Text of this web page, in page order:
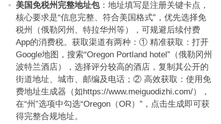
美国免税州完整地址包：地址填写是注册关键卡点，
核心要求是“信息完整、符合美国格式”，优先选择免
税州（俄勒冈州、特拉华州等），可规避后续付费
App的消费税。获取渠道有两种：① 精准获取：打开
Google地图，搜索“Oregon Portland hotel”（俄勒冈州
波特兰酒店），选择评分较高的酒店，复制其公开的
街道地址、城市、邮编及电话；② 高效获取：使用免
费地址生成器（如https://www.meiguodizhi.com/），
在“州”选项中勾选“Oregon（OR）”，点击生成即可获
得完整合规地址。